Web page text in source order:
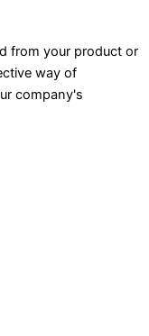
from your product or
way of
company's